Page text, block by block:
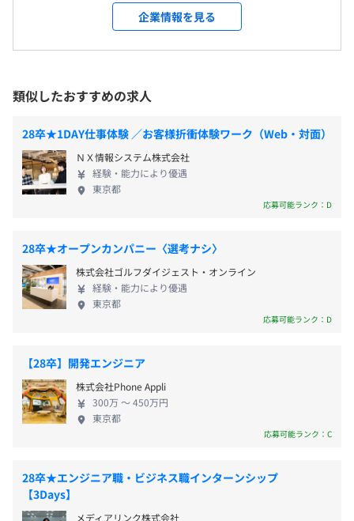
もつ暗号資産販売所です。
◆勉強会
Claude Code、GOやdocker、デザインパターン、IDEの
使い方講座まで、さまざまな社内勉強会を定期的に開催し
ています。
また、外部勉強会も実施し、インプットした知識のアウト
プットすることも大切にしています。
半期に一度、在籍する全エンジニア参加による大LT大会
を開催しています。
現場マネージャー・役員による投票をおこない、優勝者に
は賞金や最新ガジェットをプレゼントしています。
現場エンジニアからの要望で、Claude Code、
IDE（InteliJ／PHPSTORM）を会社負担で利用いただくこ
とが可能です。
オブジェクト指向、アジャイル、スクラム、ドメイン駆動
設計、コーディング規約あり
・住宅手当（家賃の40%を支給／月上限3～5万円）
※上限金額は役職により異なります。
※会社指定駅の賃貸住宅が対象となります（目安は渋谷
・役職手当
・出張手当
決算賞与（1月）
昇給査定 年2回（7月、1月）
・健康保険（関東ITソフトウェア健康保険組合加入）
・厚生年金
・雇用保険
・労災保険
雇用関係なし
前年度の月平均所定外労働時間の実績
役員及び管理的地位にある者に占める女性の割合
管理職19.0%
界トップクラスの成長率を誇ります。 ユーザー数
No.1の日本最大級ポイントサイト『モッピー』の盤
石な経営基盤に、〈東証プライム上場企業の資金
せ、続々と進む新たなプロダクト開発。私たちはこ
れからも、世の中にこれまでにない新しい価値を提
供し続けます。 【サービス紹介】 ◼︎モバイルサービ
ス事業 ・国内最大級ポイントサイト『モッピー』 ・
無料で使えるアフィリエイトプログラム
『AD.TRACK』 ・基本無料でコミックが読めるフリー
ミアムモデルのサイト『チケコミ』 ・投資マンショ
ーランス向けのファクタリングサービス『Labol』
など ◼︎フィナンシャルサービス事業 ・暗号資産・ブ
ロックチェーン関連 ファクタリングサービス 投資育
成 【セレスの強み】 ★「つくって広げる」を自社で
一気通貫〜 セレスは業界No1のメディア事業・広告
トをユーザーへ届けるまで、自社で一気通貫してお
こなえます。 ★売上：10期連続過去最高売上を更新
中！社員1人当たり1億円以上の生産性！ ★受賞：8
年連続でテクノロジー企業成長率ランキング
Technology Fast50にノミネート ★事業領域：Web
業：ユーザー数No.1日本最大級のポイントサイト
『モッピー』の運営
企業情報を見る
類似したおすすめの求人
28卒★1DAY仕事体験 ／お客様折衝体験ワーク（Web・対面）
ＮＸ情報システム株式会社
経験・能力により優遇
東京都
応募可能ランク：D
28卒★オープンカンパニー〈選考ナシ〉
株式会社ゴルフダイジェスト・オンライン
経験・能力により優遇
東京都
応募可能ランク：D
【28卒】開発エンジニア
株式会社Phone Appli
300万 〜 450万円
東京都
応募可能ランク：C
28卒★エンジニア職・ビジネス職インターンシップ
【3Days】
メディアリンク株式会社